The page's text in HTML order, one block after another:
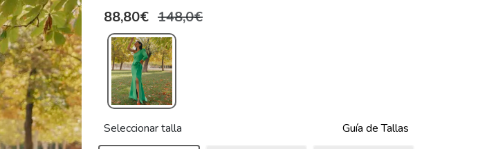
88,80€ 148,0€
Seleccionar talla Guía de Tallas